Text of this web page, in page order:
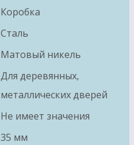
Коробка
Сталь
Матовый никель
Для деревянных,
металлических дверей
Не имеет значения
35 мм